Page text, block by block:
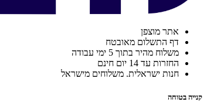
אתר מוצפן
דף התשלום מאובטח
משלוח מהיר בתוך 5 ימי עבודה
החזרות עד 14 יום חינם
חנות ישראלית. משלוחים מישראל
קנייה בטוחה